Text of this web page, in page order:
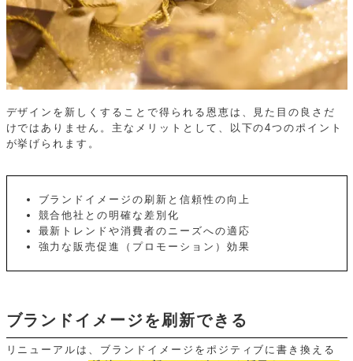
デザインを新しくすることで得られる恩恵は、見た目の良さだ
けではありません。主なメリットとして、以下の4つのポイント
が挙げられます。
ブランドイメージの刷新と信頼性の向上
競合他社との明確な差別化
最新トレンドや消費者のニーズへの適応
強力な販売促進（プロモーション）効果
ブランドイメージを刷新できる
リニューアルは、ブランドイメージをポジティブに書き換える